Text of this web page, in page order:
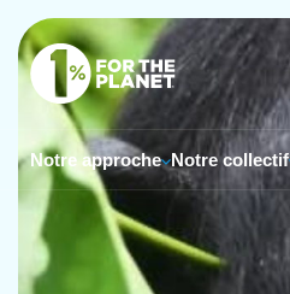
Notre approche Notre collectif